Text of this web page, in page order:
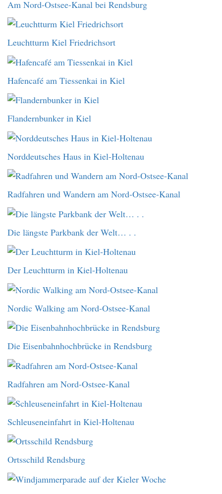
Am Nord-Ostsee-Kanal bei Rendsburg
Leuchtturm Kiel Friedrichsort
Hafencafé am Tiessenkai in Kiel
Flandernbunker in Kiel
Norddeutsches Haus in Kiel-Holtenau
Radfahren und Wandern am Nord-Ostsee-Kanal
Die längste Parkbank der Welt… . .
Der Leuchtturm in Kiel-Holtenau
Nordic Walking am Nord-Ostsee-Kanal
Die Eisenbahnhochbrücke in Rendsburg
Radfahren am Nord-Ostsee-Kanal
Schleuseneinfahrt in Kiel-Holtenau
Ortsschild Rendsburg